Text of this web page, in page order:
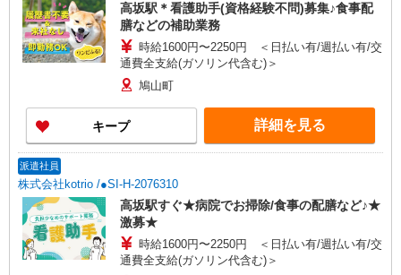
高坂駅＊看護助手(資格経験不問)募集♪食事配
膳などの補助業務
時給1600円〜2250円 ＜日払い有/週払い有/交
通費全支給(ガソリン代含む)＞
鳩山町
キープ 詳細を見る
派遣社員
株式会社kotrio /●SI-H-2076310
高坂駅すぐ★病院でお掃除/食事の配膳など♪★
激募★
時給1600円〜2250円 ＜日払い有/週払い有/交
通費全支給(ガソリン代含む)＞